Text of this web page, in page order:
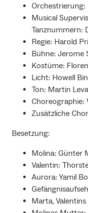
Orchestrierung:
Musical
Tanznummern:
Regie: Harold
Bühne: Jerome
Kostüme:
Licht: Howell
Ton: Martin
Choreographie:
Zusätzliche
Besetzung:
Molina: Günter
Valentin:
Aurora: Yamil
Marta,